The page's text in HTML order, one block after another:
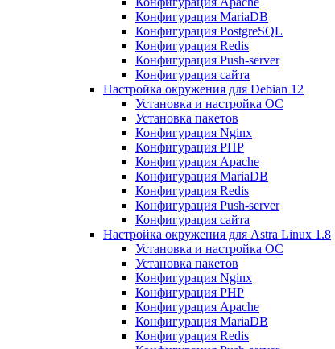
Конфигурация MariaDB
Конфигурация PostgreSQL
Конфигурация Redis
Конфигурация Push-server
Конфигурация сайта
Настройка окружения для Debian 12
Установка и настройка ОС
Установка пакетов
Конфигурация Nginx
Конфигурация PHP
Конфигурация Apache
Конфигурация MariaDB
Конфигурация Redis
Конфигурация Push-server
Конфигурация сайта
Настройка окружения для Astra Linux 1.8
Установка и настройка ОС
Установка пакетов
Конфигурация Nginx
Конфигурация PHP
Конфигурация Apache
Конфигурация MariaDB
Конфигурация Redis